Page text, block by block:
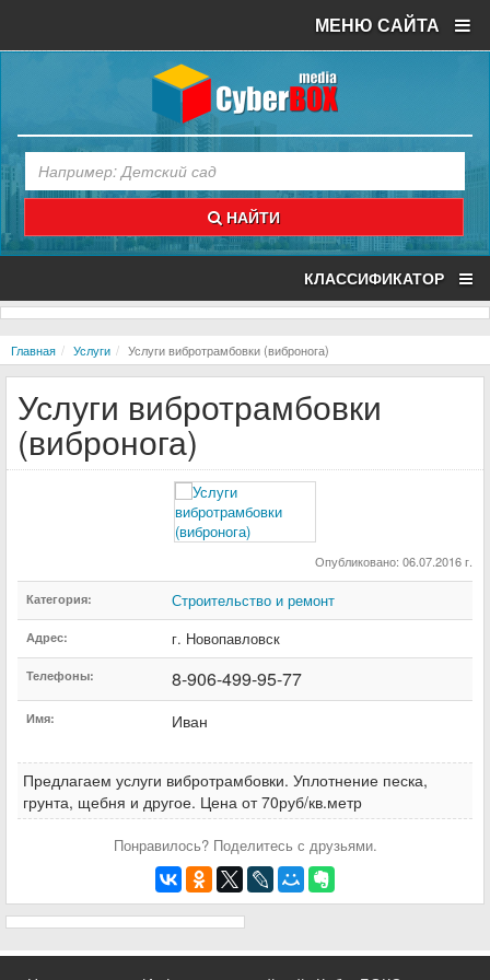
МЕНЮ САЙТА
НАЙТИ
КЛАССИФИКАТОР
Главная Услуги Услуги вибротрамбовки (вибронога)
Услуги вибротрамбовки
(вибронога)
Опубликовано: 06.07.2016 г.
Категория: Строительство и ремонт
Адрес: г. Новопавловск
Телефоны: 8-906-499-95-77
Имя: Иван
Предлагаем услуги вибротрамбовки. Уплотнение песка,
грунта, щебня и другое. Цена от 70руб/кв.метр
Понравилось? Поделитесь с друзьями.